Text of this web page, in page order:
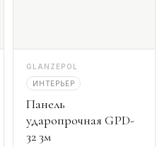
GLANZEPOL
ИНТЕРЬЕР
Панель
ударопрочная GPD-
32 3м